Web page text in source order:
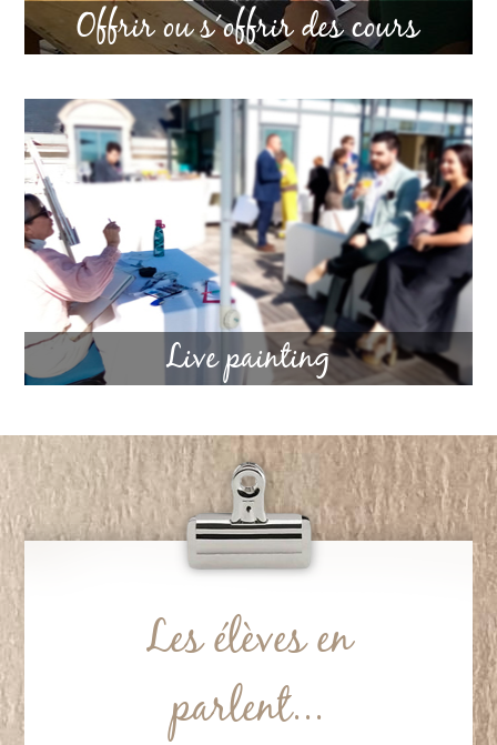
Offrir ou s´offrir des cours
Live painting
Les élèves en
parlent...